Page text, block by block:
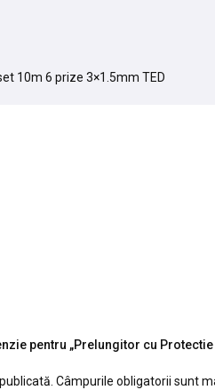
10m 6 prize 3×1.5mm TED
pentru „Prelungitor cu Protectie
Câmpurile obligatorii sunt